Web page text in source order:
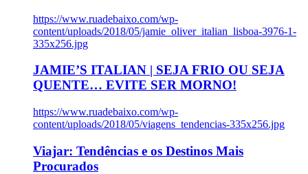
https://www.ruadebaixo.com/wp-
content/uploads/2018/05/jamie_oliver_italian_lisboa-3976-1-
335x256.jpg
JAMIE’S ITALIAN | SEJA FRIO OU SEJA
QUENTE… EVITE SER MORNO!
https://www.ruadebaixo.com/wp-
content/uploads/2018/05/viagens_tendencias-335x256.jpg
Viajar: Tendências e os Destinos Mais
Procurados